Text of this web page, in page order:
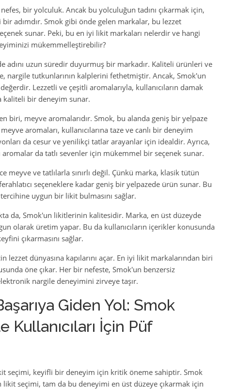
bir yolculuk. Ancak bu yolculuğun tadını çıkarmak için,
adımdır. Smok gibi önde gelen markalar, bu lezzet
sunar. Peki, bu en iyi likit markaları nelerdir ve hangi
mükemmelleştirebilir?
adını uzun süredir duyurmuş bir markadır. Kaliteli ürünleri ve
nargile tutkunlarının kalplerini fethetmiştir. Ancak, Smok'un
Lezzetli ve çeşitli aromalarıyla, kullanıcıların damak
kaliteli bir deneyim sunar.
biri, meyve aromalarıdır. Smok, bu alanda geniş bir yelpaze
aromaları, kullanıcılarına taze ve canlı bir deneyim
da cesur ve yenilikçi tatlar arayanlar için idealdir. Ayrıca,
da tatlı sevenler için mükemmel bir seçenek sunar.
meyve ve tatlılarla sınırlı değil. Çünkü marka, klasik tütün
seçeneklere kadar geniş bir yelpazede ürün sunar. Bu
uygun bir likit bulmasını sağlar.
da, Smok'un likitlerinin kalitesidir. Marka, en üst düzeyde
olarak üretim yapar. Bu da kullanıcıların içerikler konusunda
çıkarmasını sağlar.
dünyasına kapılarını açar. En iyi likit markalarından biri
öne çıkar. Her bir nefeste, Smok'un benzersiz
nargile deneyimini zirveye taşır.
Giden Yol: Smok
İçin Püf
seçimi, keyifli bir deneyim için kritik öneme sahiptir. Smok
seçimi, tam da bu deneyimi en üst düzeye çıkarmak için